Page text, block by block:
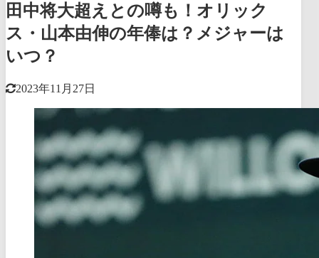
田中将大超えとの噂も！オリック
ス・山本由伸の年俸は？メジャーは
いつ？
2023年11月27日